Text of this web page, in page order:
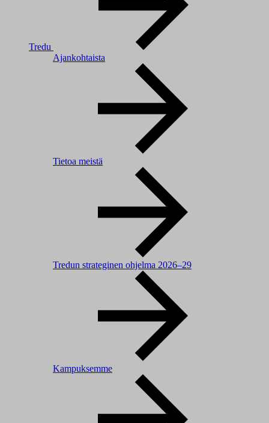
Tredu
Ajankohtaista
Tietoa meistä
Tredun strateginen ohjelma 2026–29
Kampuksemme